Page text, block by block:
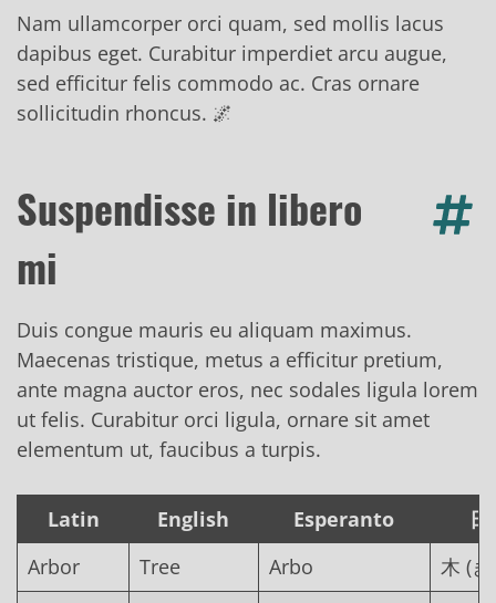
Nam ullamcorper orci quam, sed mollis lacus
dapibus eget. Curabitur imperdiet arcu augue,
sed efficitur felis commodo ac. Cras ornare
sollicitudin rhoncus. 🌌
Suspendisse in libero
mi
Duis congue mauris eu aliquam maximus.
Maecenas tristique, metus a efficitur pretium,
ante magna auctor eros, nec sodales ligula lorem
ut felis. Curabitur orci ligula, ornare sit amet
elementum ut, faucibus a turpis.
Latin English Esperanto
日
Arbor
Tree Arbo
木 (き)